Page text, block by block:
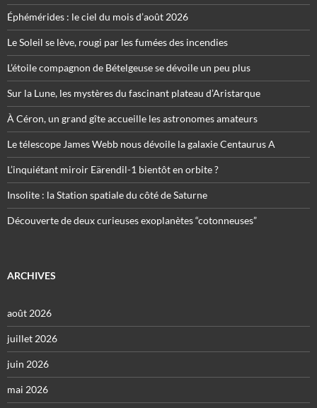
Éphémérides : le ciel du mois d’août 2026
Le Soleil se lève, rougi par les fumées des incendies
L’étoile compagnon de Bételgeuse se dévoile un peu plus
Sur la Lune, les mystères du fascinant plateau d’Aristarque
À Céron, un grand gîte accueille les astronomes amateurs
Le télescope James Webb nous dévoile la galaxie Centaurus A
L’inquiétant miroir Eärendil-1 bientôt en orbite ?
Insolite : la Station spatiale du côté de Saturne
Découverte de deux curieuses exoplanètes “cotonneuses”
ARCHIVES
août 2026
juillet 2026
juin 2026
mai 2026